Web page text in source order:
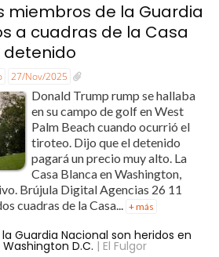
miembros de la Guardia
a cuadras de la Casa
detenido
27/Nov/2025
Donald Trump rump se hallaba
en su campo de golf en West
Palm Beach cuando ocurrió el
tiroteo. Dijo que el detenido
pagará un precio muy alto. La
Casa Blanca en Washington,
Brújula Digital Agencias 26 11
cuadras de la Casa... + más
Guardia Nacional son heridos en
D.C. | El Fulgor